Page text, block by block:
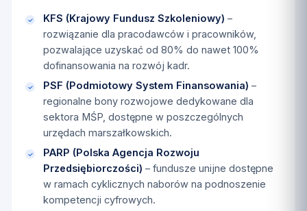
KFS (Krajowy Fundusz Szkoleniowy) –
rozwiązanie dla pracodawców i pracowników,
pozwalające uzyskać od 80% do nawet 100%
dofinansowania na rozwój kadr.
PSF (Podmiotowy System Finansowania) –
regionalne bony rozwojowe dedykowane dla
sektora MŚP, dostępne w poszczególnych
urzędach marszałkowskich.
PARP (Polska Agencja Rozwoju
Przedsiębiorczości) – fundusze unijne dostępne
w ramach cyklicznych naborów na podnoszenie
kompetencji cyfrowych.